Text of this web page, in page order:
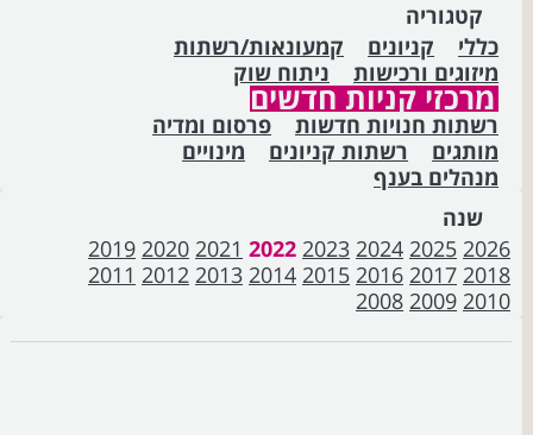
קטגוריה
כללי
קניונים
קמעונאות/רשתות
מיזוגים ורכישות
ניתוח שוק
מרכזי קניות חדשים
רשתות חנויות חדשות
פרסום ומדיה
מותגים
רשתות קניונים
מינויים
מנהלים בענף
שנה
2026
2025
2024
2023
2022
2021
2020
2019
2018
2017
2016
2015
2014
2013
2012
2011
2010
2009
2008